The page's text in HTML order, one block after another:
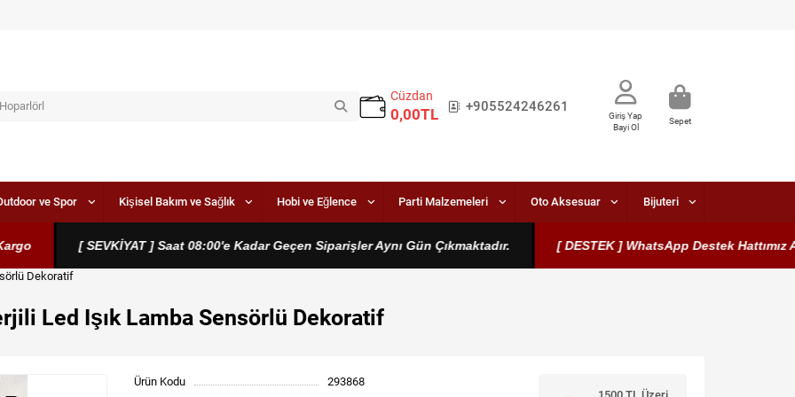
Cüzdan
0,00TL +905524246261
Giriş Yap
Bayi Ol
Sepet
ve Spor Kişisel Bakım ve Sağlık Hobi ve Eğlence Parti Malzemeleri Oto Aksesuar Bijuteri
[ SEVKİYAT ] Saat 08:00'e Kadar Geçen Siparişler Aynı Gün Çıkmaktadır. [ DESTEK ] WhatsApp Destek Hattımız
Dekoratif
Led Işık Lamba Sensörlü Dekoratif
Ürün Kodu
293868